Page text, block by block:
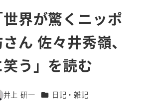
界が驚くニッポ
ん 佐々井秀嶺、
う」を読む
井上 研一 カテゴリー
日記・雑記